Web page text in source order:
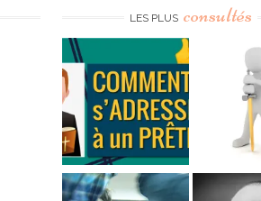
LES PLUS consultés